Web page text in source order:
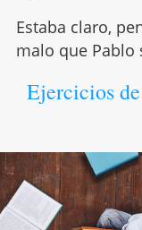
Estaba claro,
malo que Pablo
Ejercicios